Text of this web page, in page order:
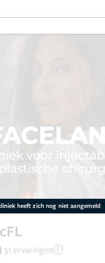
heeft zich nog niet aangemeld
31 ervaringen